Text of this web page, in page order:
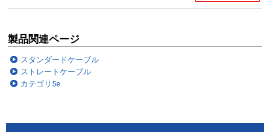
製品関連ページ
スタンダードケーブル
ストレートケーブル
カテゴリ5e